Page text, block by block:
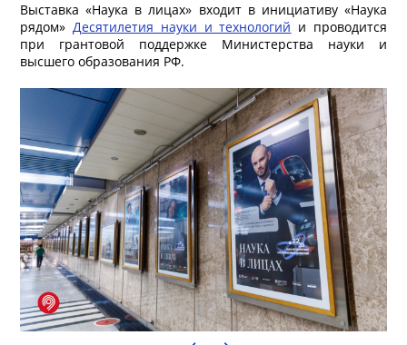
Выставка «Наука в лицах» входит в инициативу «Наука
рядом» Десятилетия науки и технологий и проводится
при грантовой поддержке Министерства науки и
высшего образования РФ.